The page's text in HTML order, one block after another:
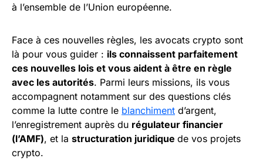
à l’ensemble de l’Union européenne.
Face à ces nouvelles règles, les avocats crypto sont
là pour vous guider : ils connaissent parfaitement
ces nouvelles lois et vous aident à être en règle
avec les autorités. Parmi leurs missions, ils vous
accompagnent notamment sur des questions clés
comme la lutte contre le blanchiment d’argent,
l’enregistrement auprès du régulateur financier
(l’AMF), et la structuration juridique de vos projets
crypto.